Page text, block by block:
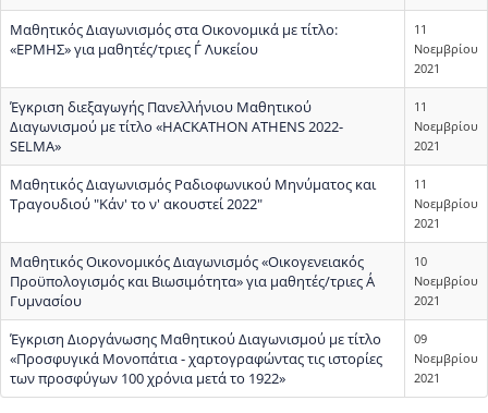
Μαθητικός Διαγωνισμός στα Οικονομικά με τίτλο:
«ΕΡΜΗΣ» για μαθητές/τριες Γ΄ Λυκείου
11
Νοεμβρίου
2021
Έγκριση διεξαγωγής Πανελλήνιου Μαθητικού
Διαγωνισμού με τίτλο «HACKATHON ATHENS 2022-
SELMA»
11
Νοεμβρίου
2021
Μαθητικός Διαγωνισμός Ραδιοφωνικού Μηνύματος και
Τραγουδιού "Κάν' το ν' ακουστεί 2022"
11
Νοεμβρίου
2021
Μαθητικός Οικονομικός Διαγωνισμός «Οικογενειακός
Προϋπολογισμός και Βιωσιμότητα» για μαθητές/τριες Α΄
Γυμνασίου
10
Νοεμβρίου
2021
Έγκριση Διοργάνωσης Μαθητικού Διαγωνισμού με τίτλο
«Προσφυγικά Μονοπάτια - χαρτογραφώντας τις ιστορίες
των προσφύγων 100 χρόνια μετά το 1922»
09
Νοεμβρίου
2021